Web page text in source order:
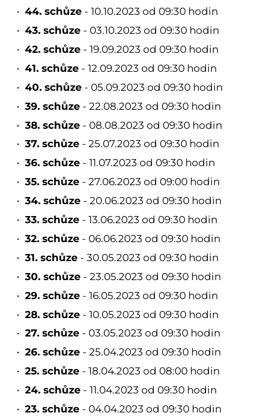
44. schůze- 10.10.2023 od 09:30 hodin
43. schůze- 03.10.2023 od 09:30 hodin
42. schůze- 19.09.2023 od 09:30 hodin
41. schůze- 12.09.2023 od 09:30 hodin
40. schůze- 05.09.2023 od 09:30 hodin
39. schůze- 22.08.2023 od 09:30 hodin
38. schůze- 08.08.2023 od 09:30 hodin
37. schůze- 25.07.2023 od 09:30 hodin
36. schůze- 11.07.2023 od 09:30 hodin
35. schůze- 27.06.2023 od 09:00 hodin
34. schůze- 20.06.2023 od 09:30 hodin
33. schůze- 13.06.2023 od 09:30 hodin
32. schůze- 06.06.2023 od 09:30 hodin
31. schůze- 30.05.2023 od 09:30 hodin
30. schůze- 23.05.2023 od 09:30 hodin
29. schůze- 16.05.2023 od 09:30 hodin
28. schůze- 10.05.2023 od 09:30 hodin
27. schůze- 03.05.2023 od 09:30 hodin
26. schůze- 25.04.2023 od 09:30 hodin
25. schůze- 18.04.2023 od 08:00 hodin
24. schůze- 11.04.2023 od 09:30 hodin
23. schůze- 04.04.2023 od 09:30 hodin